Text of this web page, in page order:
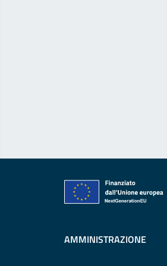
AMMINISTRAZIONE